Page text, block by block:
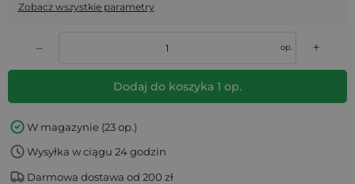
Zobacz wszystkie parametry
– op. +
Dodaj do koszyka 1 op.
W magazynie (23 op.)
Wysyłka w ciągu 24 godzin
Darmowa dostawa od 200 zł